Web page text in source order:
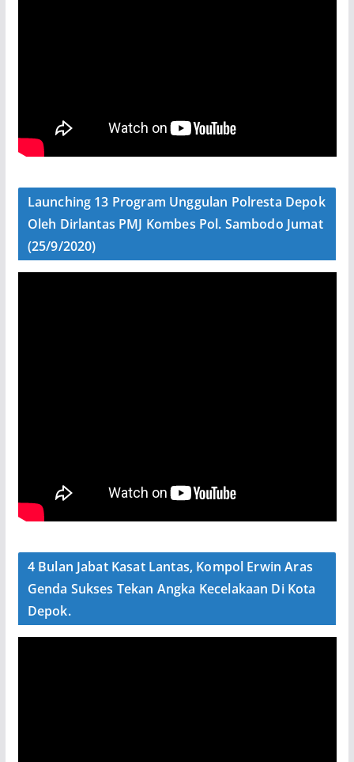
Launching 13 Program Unggulan Polresta Depok
Oleh Dirlantas PMJ Kombes Pol. Sambodo Jumat
(25/9/2020)
4 Bulan Jabat Kasat Lantas, Kompol Erwin Aras
Genda Sukses Tekan Angka Kecelakaan Di Kota
Depok.